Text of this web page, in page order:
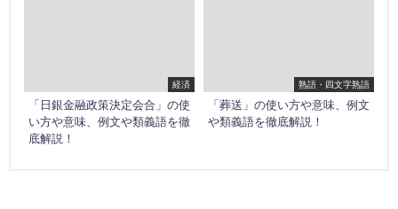
経済
「日銀金融政策決定会合」の使
い方や意味、例文や類義語を徹
底解説！
熟語・四文字熟語
「葬送」の使い方や意味、例文
や類義語を徹底解説！